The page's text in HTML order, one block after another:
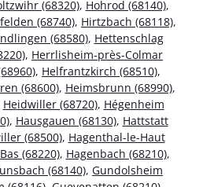
(68320), Hohrod (68140),
(68740), Hirtzbach (68118),
(68580), Hettenschlag
, Herrlisheim-près-Colmar
, Helfrantzkirch (68510),
(68600), Heimsbrunn (68990),
Heidwiller (68720), Hégenheim
, Hausgauen (68130), Hattstatt
(68500), Hagenthal-le-Haut
(68220), Hagenbach (68210),
(68140), Gundolsheim